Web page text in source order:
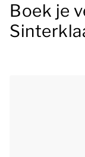
Boek je